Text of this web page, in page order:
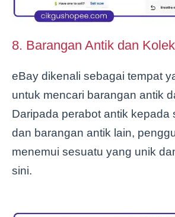
8. Barangan Antik dan
eBay dikenali sebagai tempat
untuk mencari barangan antik
Daripada perabot antik kepada
dan barangan antik lain,
menemui sesuatu yang unik
sini.